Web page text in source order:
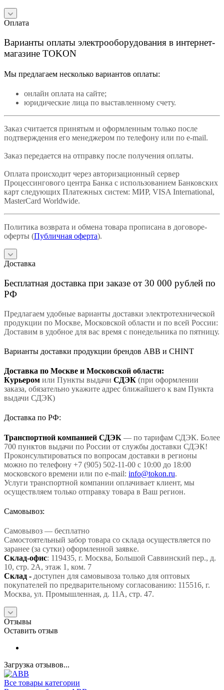
Оплата
Варианты оплаты электрооборудования в интернет-
магазине TOKON
Мы предлагаем несколько вариантов оплаты:
онлайн оплата на сайте;
юридические лица по выставленному счету.
Заказ считается принятым и оформленным только после
подтверждения его менеджером по телефону или по e-mail.
Заказ передается на отправку после получения оплаты.
Оплата происходит через авторизационный сервер
Процессингового центра Банка с использованием Банковских
карт следующих Платежных систем: МИР, VISA International,
MasterCard Worldwide.
Политика возврата и обмена товара прописана в договоре-
оферты (Публичная оферта).
Доставка
Бесплатная доставка при заказе от 30 000 рублей по
РФ
Предлагаем удобные варианты доставки электротехнической
продукции по Москве, Московской области и по всей России:
Доставим в удобное для вас время с понедельника по пятницу.
Варианты доставки продукции брендов ABB и CHINT
Доставка по Москве и Московской области:
Курьером или Пункты выдачи СДЭК (при оформлении
заказа, обязательно укажите адрес ближайшего к вам Пункта
выдачи СДЭК)
Доставка по РФ:
Транспортной компанией СДЭК — по тарифам СДЭК. Более
700 пунктов выдачи по России от службы доставки СДЭК!
Проконсультироваться по вопросам доставки в регионы
можно по телефону +7 (905) 502-11-00 с 10:00 до 18:00
московского времени или по e-mail: info@tokon.ru.
Услуги транспортной компании оплачивает клиент, мы
осуществляем только отправку товара в Ваш регион.
Самовывоз:
Самовывоз — бесплатно
Самостоятельный забор товара со склада осуществляется по
заранее (за сутки) оформленной заявке.
Склад-офис: 119435, г. Москва, Большой Саввинский пер., д.
10, стр. 2А, этаж 1, ком. 7
Склад - доступен для самовывоза только для оптовых
покупателей по предварительному согласованию: 115516, г.
Москва, ул. Промышленная, д. 11А, стр. 47.
Отзывы
Оставить отзыв
Загрузка отзывов...
Все товары категории